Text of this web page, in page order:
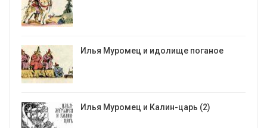
Илья Муромец и идолище поганое
Илья Муромец и Калин-царь (2)